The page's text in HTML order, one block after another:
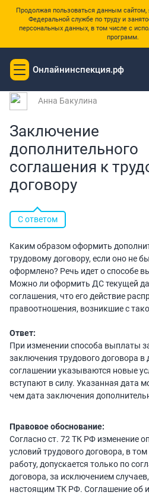
Продолжая пользоваться данным
Федеральной службе по труду и
персональных данных, в том числе с
программ.
Toggle
navigation
Онлайнинспекция.рф
Главная
Анна Бакулина
Заключение
дополнительного
соглашения к
договору
С ответом
Каким образом оформить
трудовому договору, если оно не
оформлено? Речь идет о способе
Можно ли оформить ДС текущей
соглашения, что его действие
правоотношения, возникшие с
Ответ:
При изменении способа выплаты
заключения трудового договора в
соглашении указываются новые
вступают в силу. Указанная дата
чем дата заключения
Правовое обоснование:
Согласно ст. 72 ТК РФ изменение
условий трудового договора, в
работу, допускается только по
договора, за исключением
настоящим ТК РФ. Соглашение об